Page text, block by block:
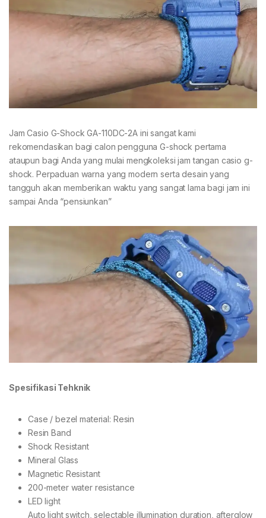
Jam Casio G-Shock GA-110DC-2A ini sangat kami
rekomendasikan bagi calon pengguna G-shock pertama
ataupun bagi Anda yang mulai mengkoleksi jam tangan casio g-
shock. Perpaduan warna yang modern serta desain yang
tangguh akan memberikan waktu yang sangat lama bagi jam ini
sampai Anda “pensiunkan”
Spesifikasi Tehknik
Case / bezel material: Resin
Resin Band
Shock Resistant
Mineral Glass
Magnetic Resistant
200-meter water resistance
LED light
Auto light switch, selectable illumination duration, afterglow